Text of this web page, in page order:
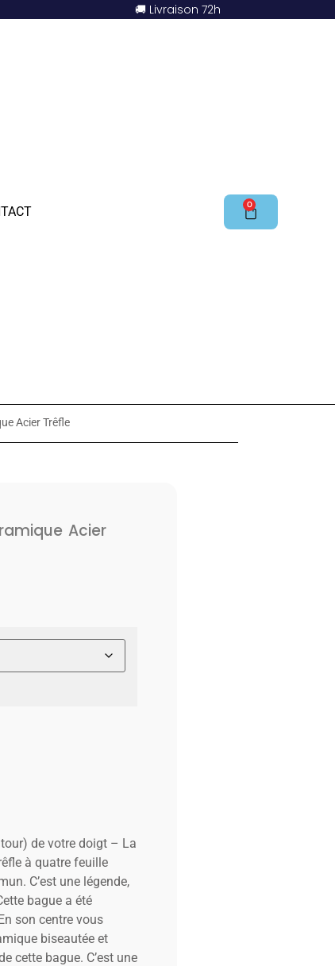
🚚 Livraison 72h
0
Acier Trêfle
Acier
de votre doigt – La
à quatre feuille
C’est une légende,
bague a été
son centre vous
biseautée et
cette bague. C’est une